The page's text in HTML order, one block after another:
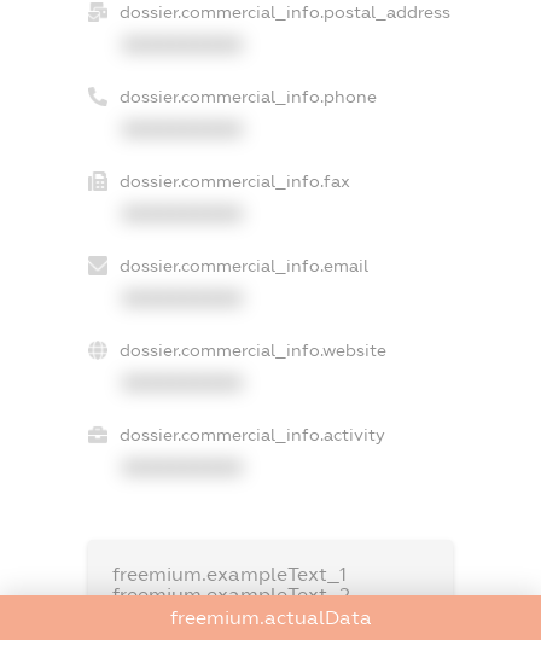
dossier.commercial_info.postal_address
dossier.commercial_info.phone
dossier.commercial_info.fax
dossier.commercial_info.email
dossier.commercial_info.website
dossier.commercial_info.activity
freemium.exampleText_1
freemium.exampleText_2
freemium.anonymousPerSearch2
freemium.actualData